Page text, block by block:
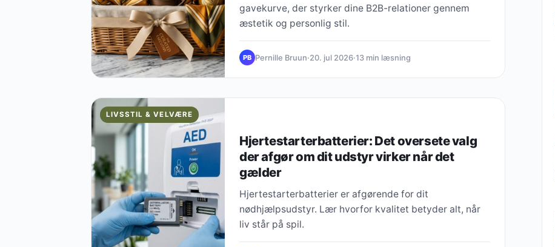
gavekurve, der styrker dine B2B-relationer gennem
æstetik og personlig stil.
PB Pernille Bruun·20. jul 2026·13 min læsning
LIVSSTIL & VELVÆRE
Hjertestarterbatterier: Det oversete valg
der afgør om dit udstyr virker når det
gælder
Hjertestarterbatterier er afgørende for dit
nødhjælpsudstyr. Lær hvorfor kvalitet betyder alt, når
liv står på spil.